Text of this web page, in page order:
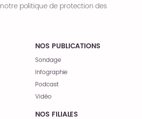
NOS PUBLICATIONS
Sondage
Infographie
Podcast
Vidéo
NOS FILIALES
politique de protection des